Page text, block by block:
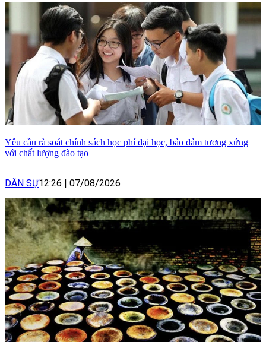
Yêu cầu rà soát chính sách học phí đại học, bảo đảm tương xứng
với chất lượng đào tạo
DÂN SỰ12:26 | 07/08/2026